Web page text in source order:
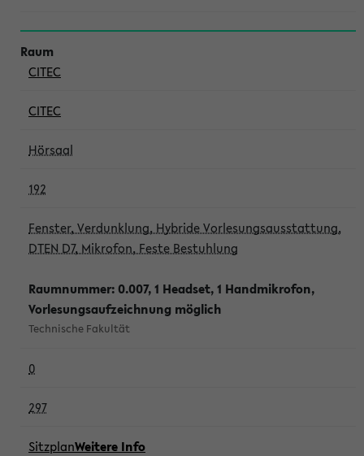
CITEC
CITEC
Hörsaal
192
Fenster, Verdunklung, Hybride Vorlesungsausstattung,
DTEN D7, Mikrofon, Feste Bestuhlung
Raumnummer: 0.007, 1 Headset, 1 Handmikrofon,
Vorlesungsaufzeichnung möglich
Technische Fakultät
0
297
SitzplanWeitere Info